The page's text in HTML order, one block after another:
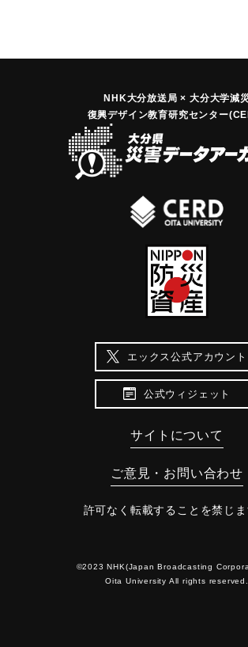
NHK大分放送局 × 大分大学減災
復興デザイン教育研究センター
エックス公式アカウント
公式ウィジェット
サイトについて
ご意見・お問い合わせ
許可なく転載することを禁じま
©2023 NHK(Japan Broadcasting
Oita University All rights reserved.